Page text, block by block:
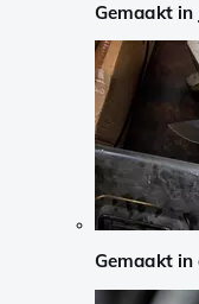
Gemaakt in
Gemaakt in